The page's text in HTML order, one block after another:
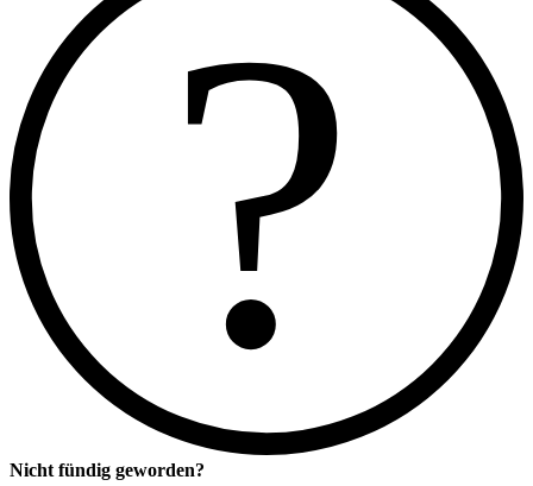
?
Nicht fündig geworden?